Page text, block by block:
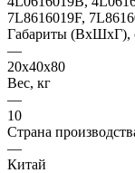
7L8616019F,
Габариты (ВхШхГ),
—
20х40х80
Вес, кг
—
10
Страна
—
Китай